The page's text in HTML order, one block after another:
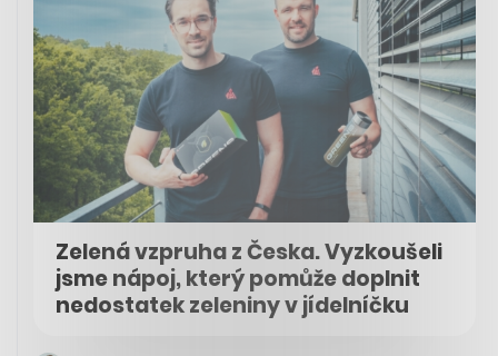
Zelená vzpruha z Česka. Vyzkoušeli
jsme nápoj, který pomůže doplnit
nedostatek zeleniny v jídelníčku